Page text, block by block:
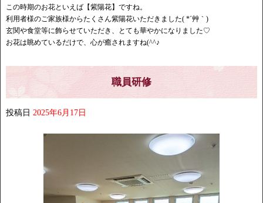
この時期のお花といえば【紫陽花】ですね。
利用者様のご家族様からたくさん紫陽花いただきました( *´艸｀)
玄関や食堂等に飾らせていただき、とても華やかになりました♡
お花は眺めているだけで、心が癒されますね(^^♪
職員研修
投稿日 2025年6月17日